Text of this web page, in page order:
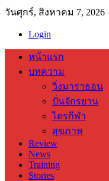
วันศุกร์, สิงหาคม 7, 2026
Login
หน้าแรก
บทความ
วิ่งมาราธอน
ปั่นจักรยาน
ไตรกีฬา
สุขภาพ
Review
News
Training
Stories